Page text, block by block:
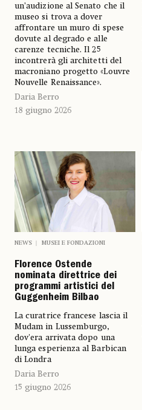
un’audizione al Senato che il
museo si trova a dover
affrontare un muro di spese
dovute al degrado e alle
carenze tecniche. Il 25
incontrerà gli architetti del
macroniano progetto «Louvre
Nouvelle Renaissance».
Daria Berro
18 giugno 2026
NEWS MUSEI E FONDAZIONI
Florence Ostende
nominata direttrice dei
programmi artistici del
Guggenheim Bilbao
La curatrice francese lascia il
Mudam in Lussemburgo,
dov'era arrivata dopo una
lunga esperienza al Barbican
di Londra
Daria Berro
15 giugno 2026